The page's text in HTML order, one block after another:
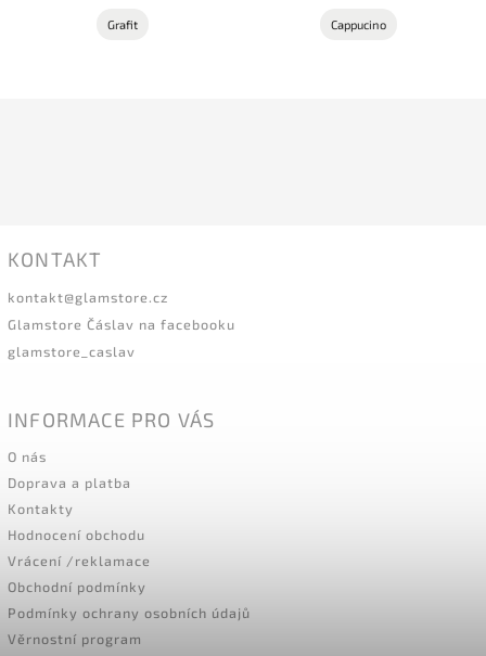
Grafit Cappucino
KONTAKT
kontakt@glamstore.cz
Glamstore Čáslav na facebooku
glamstore_caslav
INFORMACE PRO VÁS
O nás
Doprava a platba
Kontakty
Hodnocení obchodu
Vrácení /reklamace
Obchodní podmínky
Podmínky ochrany osobních údajů
Věrnostní program